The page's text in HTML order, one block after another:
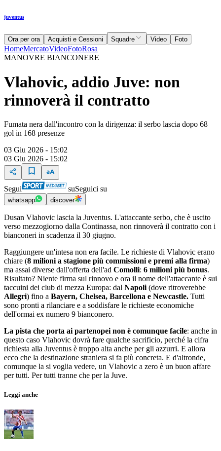
juventus
Ora per ora Acquisti e Cessioni Squadre Video Foto
HomeMercatoVideoFotoRosa
MANOVRE BIANCONERE
Vlahovic, addio Juve: non
rinnoverà il contratto
Fumata nera dall'incontro con la dirigenza: il serbo lascia dopo 68
gol in 168 presenze
03 Giu 2026 - 15:02
03 Giu 2026 - 15:02
Segui suSeguici su
whatsapp discover
Dusan Vlahovic lascia la Juventus. L'attaccante serbo, che è uscito
verso mezzogiorno dalla Continassa, non rinnoverà il contratto con i
bianconeri in scadenza il 30 giugno.
Raggiungere un'intesa non era facile. Le richieste di Vlahovic erano
chiare (8 milioni a stagione più commissioni e premi alla firma)
ma assai diverse dall'offerta dell'ad Comolli: 6 milioni più bonus.
Risultato? Niente firma sul rinnovo e ora il nome dell'attaccante è sui
taccuini dei club di mezza Europa: dal Napoli (dove ritroverebbe
Allegri) fino a Bayern, Chelsea, Barcellona e Newcastle. Tutti
sono pronti a rilanciare e a soddisfare le richieste economiche
dell'ormai ex numero 9 bianconero.
La pista che porta ai partenopei non è comunque facile: anche in
questo caso Vlahovic dovrà fare qualche sacrificio, perché la cifra
richiesta alla Juventus è troppo alta anche per gli azzurri. E allora
ecco che la destinazione straniera si fa più concreta. E d'altronde,
comunque la si voglia vedere, un Vlahovic a zero è un buon affare
per tutti. Per tutti tranne che per la Juve.
Leggi anche